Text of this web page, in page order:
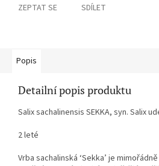
ZEPTAT SE SDÍLET
Popis
Detailní popis produktu
Salix sachalinensis SEKKA, syn. Salix
2 leté
Vrba sachalinská ‘Sekka’ je